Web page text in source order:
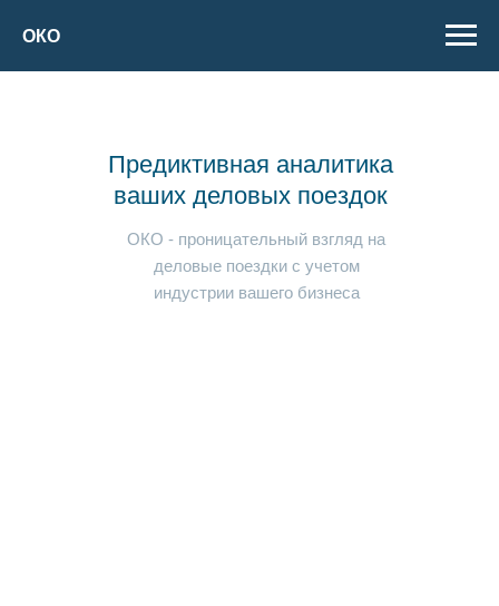
ОКО
ОКО - проницательный взгляд на
деловые поездки c учетом
индустрии вашего бизнеса
Предиктивная аналитика
ваших деловых поездок